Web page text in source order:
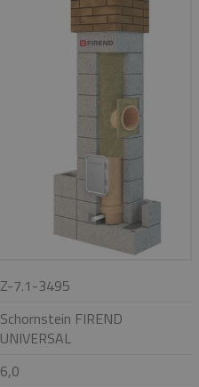
Z-7.1-3495
Schornstein FIREND
UNIVERSAL
6,0